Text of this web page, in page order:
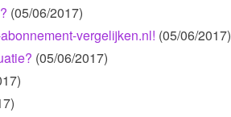
(05/06/2017)
vergelijken.nl! (05/06/2017)
(05/06/2017)